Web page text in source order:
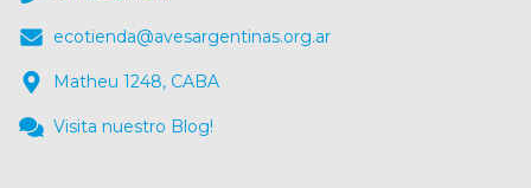
ecotienda@avesargentinas.org.ar
Matheu 1248, CABA
Visita nuestro Blog!